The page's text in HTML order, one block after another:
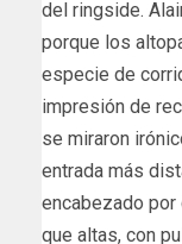
del ringside.
porque los
especie de
impresión de
se miraron
entrada más
encabezado
que altas, con